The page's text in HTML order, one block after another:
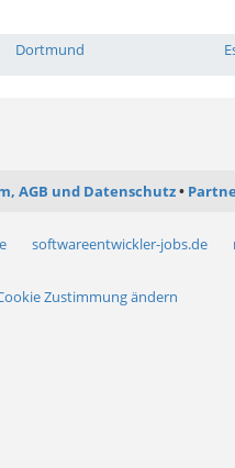
Dortmund
AGB und Datenschutz
softwareentwickler-jobs.de
Zustimmung ändern